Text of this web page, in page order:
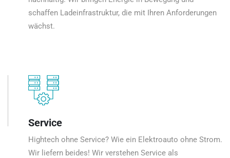
schaffen Ladeinfrastruktur, die mit Ihren Anforderungen
wächst.
Service
Hightech ohne Service? Wie ein Elektroauto ohne Strom.
Wir liefern beides! Wir verstehen Service als